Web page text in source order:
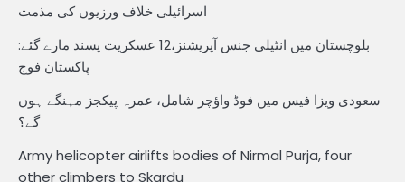
اسرائیلی خلاف ورزیوں کی مذمت
بلوچستان میں انٹیلی جنس آپریشنز،12 عسکریت پسند مارے گئے:
پاکستان فوج
سعودی ویزا فیس میں فوڈ واؤچر شامل، عمرہ پیکجز مہنگے ہوں
گے؟
Army helicopter airlifts bodies of Nirmal Purja, four
other climbers to Skardu